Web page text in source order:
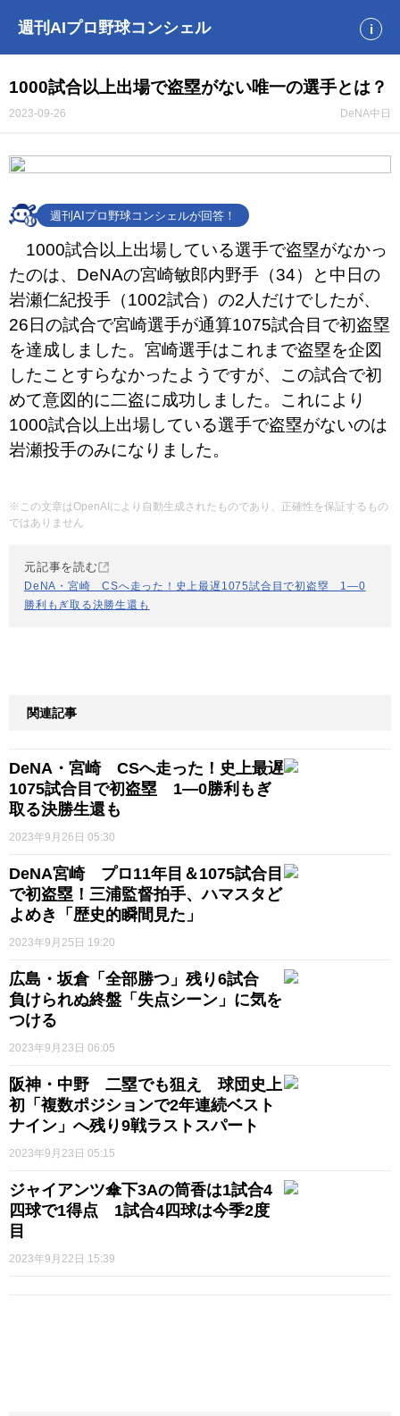
週刊AIプロ野球コンシェル i
1000試合以上出場で盗塁がない唯一の選手とは？
2023-09-26 DeNA中日
週刊AIプロ野球コンシェルが回答！
1000試合以上出場している選手で盗塁がなかっ
たのは、DeNAの宮崎敏郎内野手（34）と中日の
岩瀬仁紀投手（1002試合）の2人だけでしたが、
26日の試合で宮崎選手が通算1075試合目で初盗塁
を達成しました。宮崎選手はこれまで盗塁を企図
したことすらなかったようですが、この試合で初
めて意図的に二盗に成功しました。これにより
1000試合以上出場している選手で盗塁がないのは
岩瀬投手のみになりました。
※この文章はOpenAIにより自動生成されたものであり、正確性を保証するもの
ではありません
元記事を読む
DeNA・宮崎 CSへ走った！史上最遅1075試合目で初盗塁 1―0
勝利もぎ取る決勝生還も
関連記事
DeNA・宮崎 CSへ走った！史上最遅
1075試合目で初盗塁 1―0勝利もぎ
取る決勝生還も
2023年9月26日 05:30
DeNA宮崎 プロ11年目＆1075試合目
で初盗塁！三浦監督拍手、ハマスタど
よめき「歴史的瞬間見た」
2023年9月25日 19:20
広島・坂倉「全部勝つ」残り6試合
負けられぬ終盤「失点シーン」に気を
つける
2023年9月23日 06:05
阪神・中野 二塁でも狙え 球団史上
初「複数ポジションで2年連続ベスト
ナイン」へ残り9戦ラストスパート
2023年9月23日 05:15
ジャイアンツ傘下3Aの筒香は1試合4
四球で1得点 1試合4四球は今季2度
目
2023年9月22日 15:39